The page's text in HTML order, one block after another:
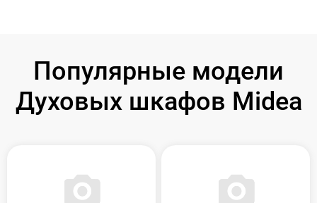
Популярные модели
Духовых шкафов Midea